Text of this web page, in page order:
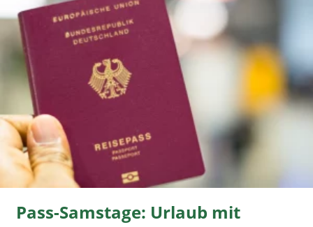
Pass-Samstage: Urlaub mit